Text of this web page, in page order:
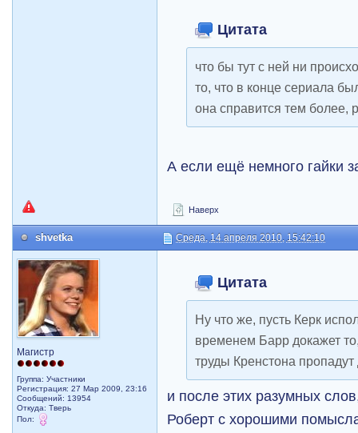
Цитата
что бы тут с ней ни
то, что в конце сериала
она справится тем более,
А если ещё немного гайки
Наверх
shvetka Среда, 14 апреля 2010, 15:42:10
Магистр
Группа: Участники
Регистрация: 27 Мар 2009, 23:16
Сообщений: 13954
Откуда: Тверь
Пол:
Цитата
Ну что же, пусть Керк
временем Барр докажет
труды Кренстона
и после этих разумных
Роберт с хорошими